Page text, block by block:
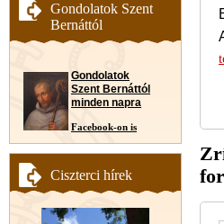
Gondolatok Szent
Bernáttól
Gondolatok
Szent Bernáttól
minden napra
Facebook-on is
Ciszterci hírek